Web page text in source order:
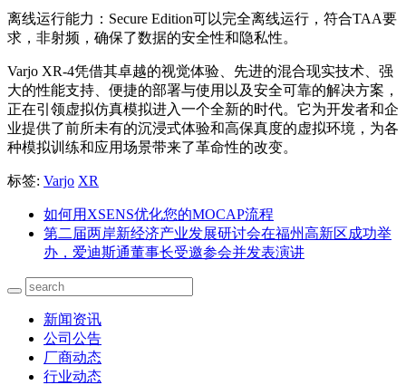
离线运行能力：Secure Edition可以完全离线运行，符合TAA要
求，非射频，确保了数据的安全性和隐私性。
Varjo XR-4凭借其卓越的视觉体验、先进的混合现实技术、强
大的性能支持、便捷的部署与使用以及安全可靠的解决方案，
正在引领虚拟仿真模拟进入一个全新的时代。它为开发者和企
业提供了前所未有的沉浸式体验和高保真度的虚拟环境，为各
种模拟训练和应用场景带来了革命性的改变。
标签: Varjo XR
如何用XSENS优化您的MOCAP流程
第二届两岸新经济产业发展研讨会在福州高新区成功举
办，爱迪斯通董事长受邀参会并发表演讲
新闻资讯
公司公告
厂商动态
行业动态